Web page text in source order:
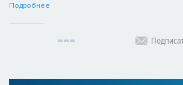
Подробнее